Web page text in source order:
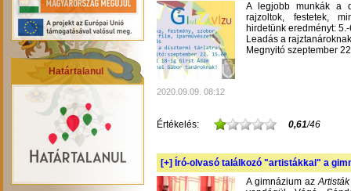
Határtalanul
A legjobb munkák a
rajzoltok, festetek,
hirdetünk eredményt:
Leadás a
Megnyitó szeptember
2020.09.09. 08:12
Értékelés: 0,61/46
[+] Író-olvasó találkozó "artistákkal" a
A gimnázium az